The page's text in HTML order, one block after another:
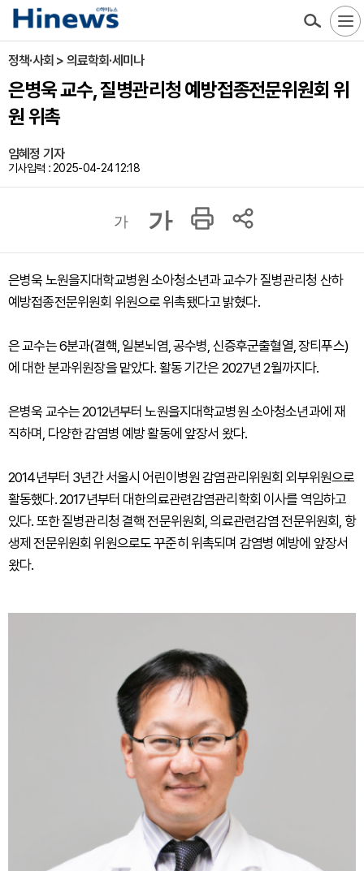
정책·사회 > 의료학회·세미나
은병욱 교수, 질병관리청 예방접종전문위원회 위
원 위촉
임혜정 기자
기사입력 : 2025-04-24 12:18
가 가
은병욱 노원을지대학교병원 소아청소년과 교수가 질병관리청 산하
예방접종전문위원회 위원으로 위촉됐다고 밝혔다.
은 교수는 6분과(결핵, 일본뇌염, 공수병, 신증후군출혈열, 장티푸스)
에 대한 분과위원장을 맡았다. 활동 기간은 2027년 2월까지다.
은병욱 교수는 2012년부터 노원을지대학교병원 소아청소년과에 재
직하며, 다양한 감염병 예방 활동에 앞장서 왔다.
2014년부터 3년간 서울시 어린이병원 감염관리위원회 외부위원으로
활동했다. 2017년부터 대한의료관련감염관리학회 이사를 역임하고
있다. 또한 질병관리청 결핵 전문위원회, 의료관련감염 전문위원회, 항
생제 전문위원회 위원으로도 꾸준히 위촉되며 감염병 예방에 앞장서
왔다.